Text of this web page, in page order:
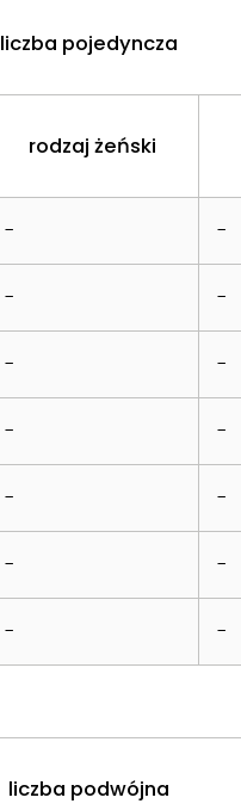
liczba pojedyncza
rodzaj żeński
- -
- -
- -
- -
- -
- -
- -
liczba podwójna